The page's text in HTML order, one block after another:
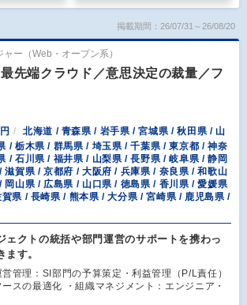
掲載期間：26/07/31～26/08/20
ー（Web・オープン系）
先端クラウド／意思決定の裁量／フ
北海道 / 青森県 / 岩手県 / 宮城県 / 秋田県 / 山
/ 栃木県 / 群馬県 / 埼玉県 / 千葉県 / 東京都 / 神奈
/ 石川県 / 福井県 / 山梨県 / 長野県 / 岐阜県 / 静岡
滋賀県 / 京都府 / 大阪府 / 兵庫県 / 奈良県 / 和歌山
岡山県 / 広島県 / 山口県 / 徳島県 / 香川県 / 愛媛県
県 / 長崎県 / 熊本県 / 大分県 / 宮崎県 / 鹿児島県 /
ェクトの統括や部門運営のサポートを携わっ
ます。
営管理：SI部門の予算策定・利益管理（P/L責任）
スの最適化 ・組織マネジメント：エンジニア・